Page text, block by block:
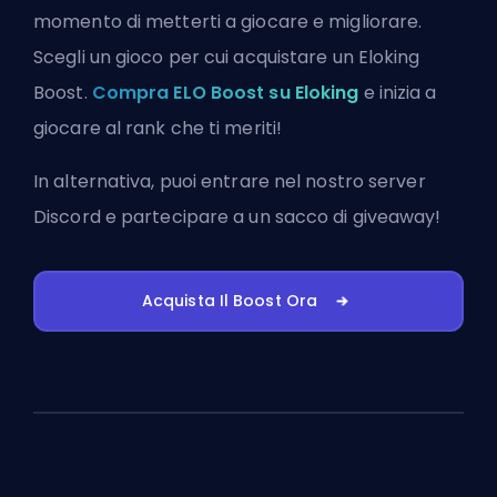
momento di metterti a giocare e migliorare.
Scegli un gioco per cui acquistare un Eloking
Boost. Compra ELO Boost su Eloking e inizia a
giocare al rank che ti meriti!
In alternativa, puoientrare nel nostro server
Discord e partecipare a un sacco di giveaway!
Acquista Il Boost Ora